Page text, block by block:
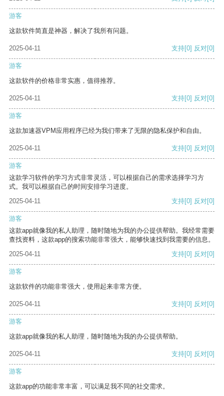
游客
这款软件简直是神器，解决了我所有问题。
2025-04-11 支持[0] 反对[0]
游客
这款软件的价格非常实惠，值得推荐。
2025-04-11 支持[0] 反对[0]
游客
这款加速器VPM应用程序已经为我们带来了无限的隐私保护和自由。
2025-04-11 支持[0] 反对[0]
游客
这款学习软件的学习方式非常灵活，可以根据自己的需求选择学习方
式。我可以根据自己的时间安排学习进度。
2025-04-11
支持[0] 反对[0]
游客
这款app就像我的私人助理，随时随地为我的办公提供帮助。我经常需要
查找资料，这款app的搜索功能非常强大，能够快速找到我需要的信息。
2025-04-11
支持[0] 反对[0]
游客
这款软件的功能非常强大，使用起来非常方便。
2025-04-11 支持[0] 反对[0]
游客
这款app就像我的私人助理，随时随地为我的办公提供帮助。
2025-04-11 支持[0] 反对[0]
游客
这款app的功能非常丰富，可以满足我不同的社交需求。